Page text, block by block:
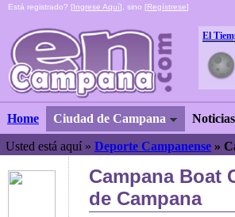
Está registrado? [Ingrese Aquí], sino [Regístrese]
El
Home Ciudad de Campana Noticias
Usted está aquí » Deporte Campanense »
Campana Boat
de Campana